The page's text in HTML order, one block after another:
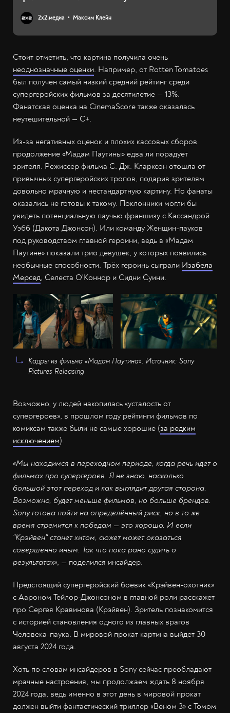
2х2.медиа Максим Клейн
Стоит отметить, что картина получила очень
неоднозначные оценки. Например, от Rotten Tomatoes
был получен самый низкий средний рейтинг среди
супергеройских фильмов за десятилетие — 13%.
Фанатская оценка на CinemaScore также оказалась
неутешительной — С+.
Из-за негативных оценок и плохих кассовых сборов
продолжение «Мадам Паутины» едва ли порадует
зрителя. Режиссёр фильма С. Дж. Кларксон отошла от
привычных супергеройских тропов, подарив зрителям
довольно мрачную и нестандартную картину. Но фанаты
оказались не готовы к такому. Поклонники могли бы
увидеть потенциальную паучью франшизу с Кассандрой
Уэбб (Дакота Джонсон). Или команду Женщин-пауков
под руководством главной героини, ведь в «Мадам
Паутине» показали трио девушек, у которых появились
необычные способности. Трёх героинь сыграли Изабела
Мерсед, Селеста О'Коннор и Сидни Суини.
Кадры из фильма «Мадам Паутина». Источник: Sony
Pictures Releasing
Возможно, у людей накопилась «усталость от
супергероев», в прошлом году рейтинги фильмов по
комиксам также были не самые хорошие (за редким
исключением).
«Мы находимся в переходном периоде, когда речь идёт о
фильмах про супергероев. Я не знаю, насколько
большой этот переход и как выглядит другая сторона.
Возможно, будет меньше фильмов, но больше брендов.
Sony готова пойти на определённый риск, но в то же
время стремится к победам — это хорошо. И если
"Крэйвен" станет хитом, сюжет может оказаться
совершенно иным. Так что пока рано судить о
результатах», — поделился инсайдер.
Предстоящий супергеройский боевик «Крэйвен-охотник»
с Аароном Тейлор-Джонсоном в главной роли расскажет
про Сергея Кравинова (Крэйвен). Зритель познакомится
с историей становления одного из главных врагов
Человека-паука. В мировой прокат картина выйдет 30
августа 2024 года.
Хоть по словам инсайдеров в Sony сейчас преобладают
мрачные настроения, мы продолжаем ждать 8 ноября
2024 года, ведь именно в этот день в мировой прокат
должен выйти фантастический триллер «Веном 3» с Томом